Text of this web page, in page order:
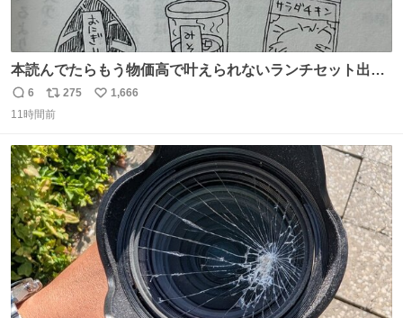
本読んでたらもう物価高で叶えられないランチセット出て
きた
返
信
6
リ
ポ
ト
数
275
い
数
1,666
11時間前